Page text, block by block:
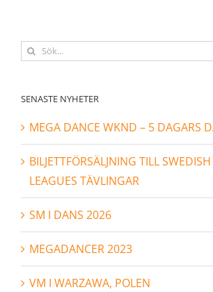
Sök
SENASTE NYHETER
MEGA DANCE WKND – 5 DAGARS
BILJETTFÖRSÄLJNING TILL
LEAGUES TÄVLINGAR
SM I DANS 2026
MEGADANCER 2023
VM I WARZAWA, POLEN